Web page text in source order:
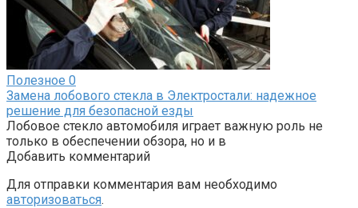
Полезное 0
Замена лобового стекла в Электростали: надежное
решение для безопасной езды
Лобовое стекло автомобиля играет важную роль не
только в обеспечении обзора, но и в
Добавить комментарий
Для отправки комментария вам необходимо
авторизоваться.